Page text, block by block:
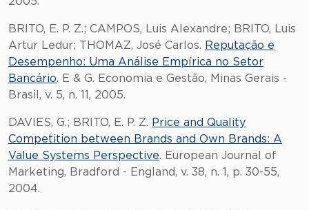
BRITO, E. P. Z.; CAMPOS, Luis Alexandre; BRITO, Luis
Artur Ledur; THOMAZ, José Carlos. Reputação e
Desempenho: Uma Análise Empírica no Setor
Bancário. E & G. Economia e Gestão, Minas Gerais -
Brasil, v. 5, n. 11, 2005.
DAVIES, G.; BRITO, E. P. Z. Price and Quality
Competition between Brands and Own Brands: A
Value Systems Perspective. European Journal of
Marketing, Bradford - England, v. 38, n. 1, p. 30-55,
2004.